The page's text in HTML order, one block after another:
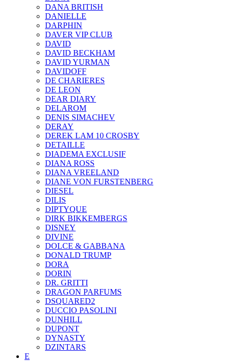
DANA BRITISH
DANIELLE
DARPHIN
DAVER VIP CLUB
DAVID
DAVID BECKHAM
DAVID YURMAN
DAVIDOFF
DE CHARIERES
DE LEON
DEAR DIARY
DELAROM
DENIS SIMACHEV
DERAY
DEREK LAM 10 CROSBY
DETAILLE
DIADEMA EXCLUSIF
DIANA ROSS
DIANA VREELAND
DIANE VON FURSTENBERG
DIESEL
DILIS
DIPTYQUE
DIRK BIKKEMBERGS
DISNEY
DIVINE
DOLCE & GABBANA
DONALD TRUMP
DORA
DORIN
DR. GRITTI
DRAGON PARFUMS
DSQUARED2
DUCCIO PASOLINI
DUNHILL
DUPONT
DYNASTY
DZINTARS
E